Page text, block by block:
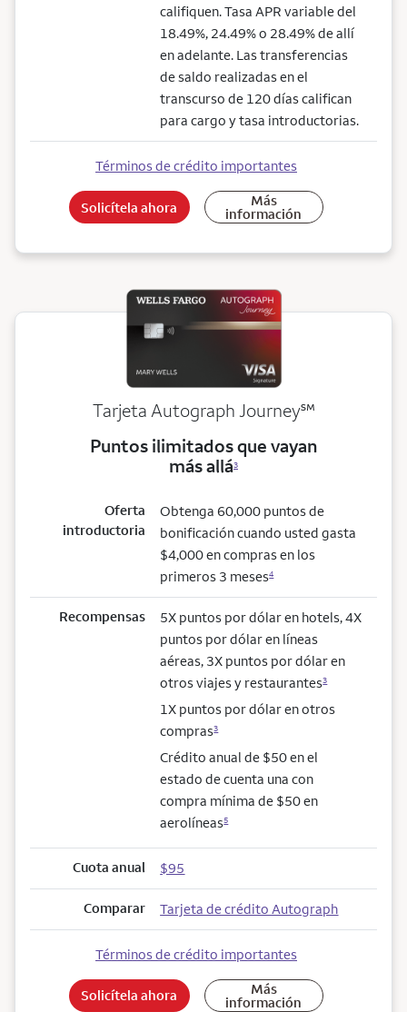
califiquen. Tasa APR variable del
18.49%, 24.49% o 28.49% de allí
en adelante. Las transferencias
de saldo realizadas en el
transcurso de 120 días califican
para cargo y tasa introductorias.
Términos de crédito importantes
Solicítela ahora Más
información
Tarjeta Autograph Journeyservice mark
℠
Puntos ilimitados que vayan
más allá3
Oferta
introductoria
Obtenga 60,000 puntos de
bonificación cuando usted gasta
$4,000 en compras en los
primeros 3 meses4
Recompensas
5X puntos por dólar en hotels, 4X
puntos por dólar en líneas
aéreas, 3X puntos por dólar en
otros viajes y restaurantes3
1X puntos por dólar en otros
compras3
Crédito anual de $50 en el
estado de cuenta una con
compra mínima de $50 en
aerolíneas5
Cuota anual $95
Comparar Tarjeta de crédito Autograph
Términos de crédito importantes
Solicítela ahora Más
información